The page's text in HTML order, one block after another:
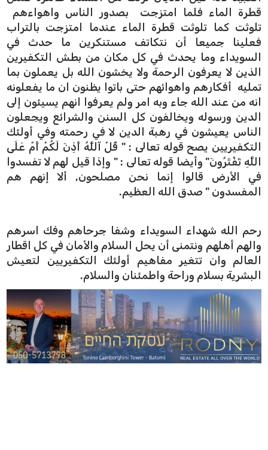
قطرة الماء فلما امتزجت بصدور الناس واهواءهم
تلوثت كما تلوثت قطرة الماء عندما امتزجت بالتراب
فعلينا جميعا أن نتكاتف مستنكرين ما حدث في
السويداء وما يحدث في كل مكان من بطش التكفيرين
الذين لا يعرفون الرحمة ولا يخشون الله بل يعملون بما
تمليه أفكارهم واهوائهم حتى باتوا يظنون ان ما يفعلونه
انه من عند الله جاء وبه امر ولم يعرفوا انهم يسيئون إلى
الدين ورسوله ويخالفون كل السنن والشرائع ويجعلون
الناس يعيشون في رهبة الدين لا في رحمته وفي أولئك
التكفيريين يصح قوله تعالى : " قُلْ آللَّهُ أَذِنَ لَكُمْ أَمْ عَلَى
اللَّهِ تَفْتَرُونَ" وأيضا قوله تعالى : " وإذا قيل لهم لا تفسدوا
في الأرض قالوا إنما نحن مصلحون, ألا إنهم هم
المفسدون " صدق الله العظيم.
رحم الله شهداء السويداء وشفا جرحاهم وفك اسرهم
والهم أهلهم ونتمنى أن يحل السلام والأمان في كل اقطار
العالم وان تتغير مفاهيم أولئك التكفيريين لتعيش
البشرية بسلام وراحة واطمئنان والسلام.